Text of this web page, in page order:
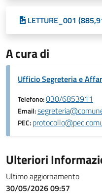
LETTURE_001
A cura di
Ufficio Segreteria e
Telefono:030/6853911
Email:
PEC:
Ulteriori
Ultimo aggiornamento
30/05/2026 09:57